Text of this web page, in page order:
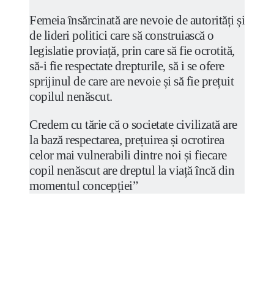
Femeia însărcinată are nevoie de autorități și
de lideri politici care să construiască o
legislatie proviață, prin care să fie ocrotită,
să-i fie respectate drepturile, să i se ofere
sprijinul de care are nevoie și să fie prețuit
copilul nenăscut.
Credem cu tărie că o societate civilizată are
la bază respectarea, prețuirea și ocrotirea
celor mai vulnerabili dintre noi și fiecare
copil nenăscut are dreptul la viață încă din
momentul concepției”